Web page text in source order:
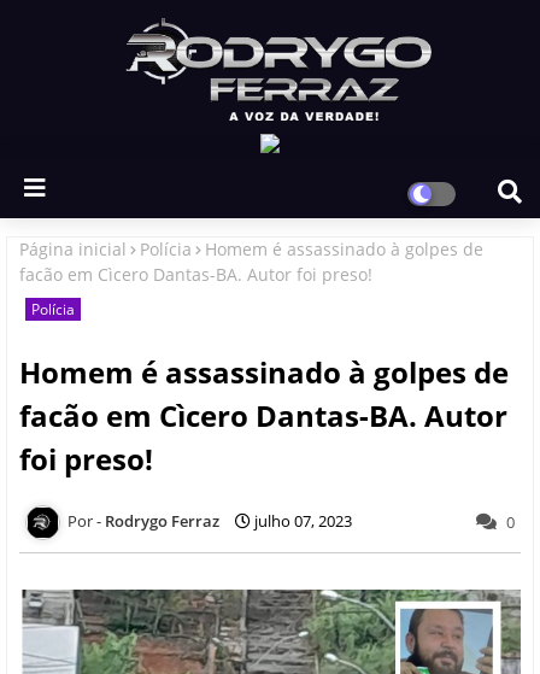
Página inicial Polícia
Homem é assassinado à golpes de
facão em Cìcero Dantas-BA. Autor foi preso!
Polícia
Homem é assassinado à golpes de
facão em Cìcero Dantas-BA. Autor
foi preso!
Rodrygo Ferraz julho 07, 2023 0